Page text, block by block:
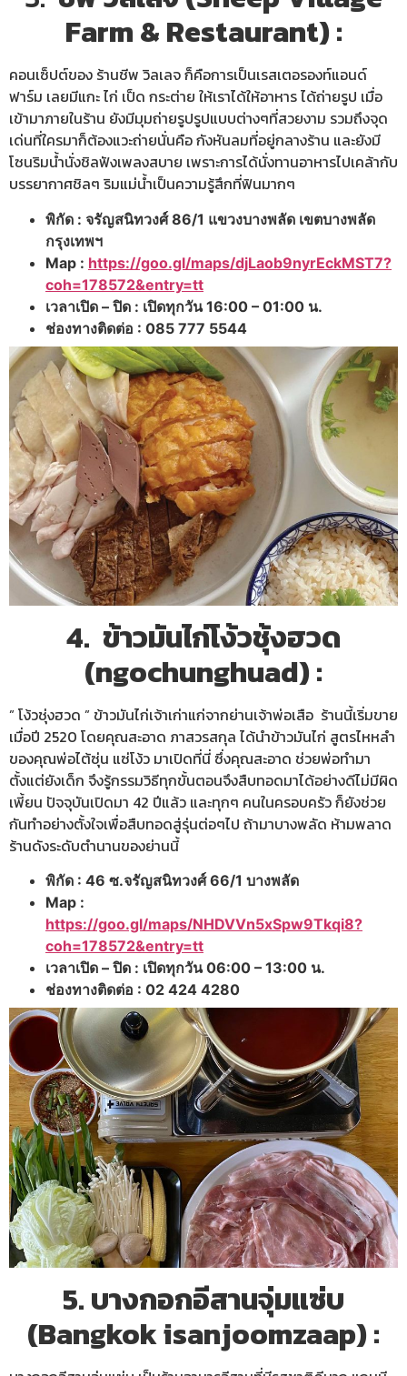
Farm & Restaurant) :
คอนเซ็ปต์ของ ร้านชีพ วิลเลจ ก็คือการเป็นเรสเตอรองท์แอนด์
ฟาร์ม เลยมีแกะ ไก่ เป็ด กระต่าย ให้เราได้ให้อาหาร ได้ถ่ายรูป เมื่อ
เข้ามาภายในร้าน ยังมีมุมถ่ายรูปรูปแบบต่างๆที่สวยงาม รวมถึงจุด
เด่นที่ใครมาก็ต้องแวะถ่ายนั่นคือ กังหันลมที่อยู่กลางร้าน และยังมี
โซนริมน้ำนั่งชิลฟังเพลงสบาย เพราะการได้นั่งทานอาหารไปเคล้ากับ
บรรยากาศชิลๆ ริมแม่น้ำเป็นความรู้สึกที่ฟินมากๆ
พิกัด : จรัญสนิทวงศ์ 86/1 แขวงบางพลัด เขตบางพลัด
กรุงเทพฯ
Map : https://goo.gl/maps/djLaob9nyrEckMST7?
coh=178572&entry=tt
เวลาเปิด – ปิด : เปิดทุกวัน 16:00 – 01:00 น.
ช่องทางติดต่อ : 085 777 5544
4. ข้าวมันไก่โง้วชุ้งฮวด
(ngochunghuad) :
” โง้วชุ่งฮวด ” ข้าวมันไก่เจ้าเก่าแก่จากย่านเจ้าพ่อเสือ ร้านนี้เริ่มขาย
เมื่อปี 2520 โดยคุณสะอาด ภาสวรสกุล ได้นำข้าวมันไก่ สูตรไหหลำ
ของคุณพ่อไต้ซุ่น แซ่โง้ว มาเปิดที่นี่ ซึ่งคุณสะอาด ช่วยพ่อทำมา
ตั้งแต่ยังเด็ก จึงรู้กรรมวิธีทุกขั้นตอนจึงสืบทอดมาได้อย่างดีไม่มีผิด
เพี้ยน ปัจจุบันเปิดมา 42 ปีแล้ว และทุกๆ คนในครอบครัว ก็ยังช่วย
กันทำอย่างตั้งใจเพื่อสืบทอดสู่รุ่นต่อๆไป ถ้ามาบางพลัด ห้ามพลาด
ร้านดังระดับตำนานของย่านนี้
พิกัด : 46 ซ.จรัญสนิทวงศ์ 66/1 บางพลัด
Map :
https://goo.gl/maps/NHDVVn5xSpw9Tkqi8?
coh=178572&entry=tt
เวลาเปิด – ปิด : เปิดทุกวัน 06:00 – 13:00 น.
ช่องทางติดต่อ : 02 424 4280
5. บางกอกอีสานจุ่มแซ่บ
(Bangkok isanjoomzaap) :